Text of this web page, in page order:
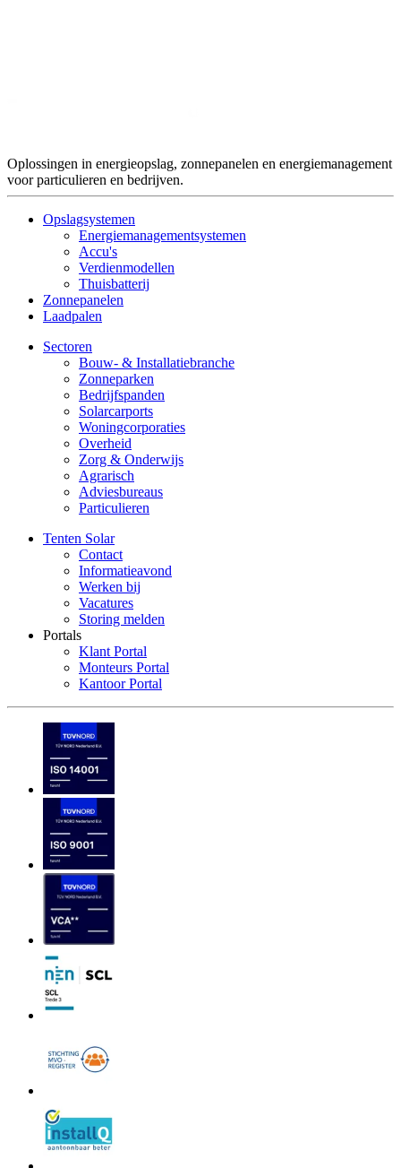
Oplossingen in energieopslag, zonnepanelen en energiemanagement
voor particulieren en bedrijven.
Opslagsystemen
Energiemanagementsystemen
Accu's
Verdienmodellen
Thuisbatterij
Zonnepanelen
Laadpalen
Sectoren
Bouw- & Installatiebranche
Zonneparken
Bedrijfspanden
Solarcarports
Woningcorporaties
Overheid
Zorg & Onderwijs
Agrarisch
Adviesbureaus
Particulieren
Tenten Solar
Contact
Informatieavond
Werken bij
Vacatures
Storing melden
Portals
Klant Portal
Monteurs Portal
Kantoor Portal